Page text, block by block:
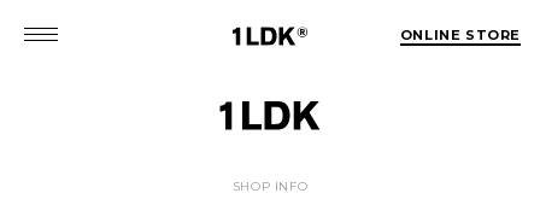
ONLINE STORE
SHOP INFO